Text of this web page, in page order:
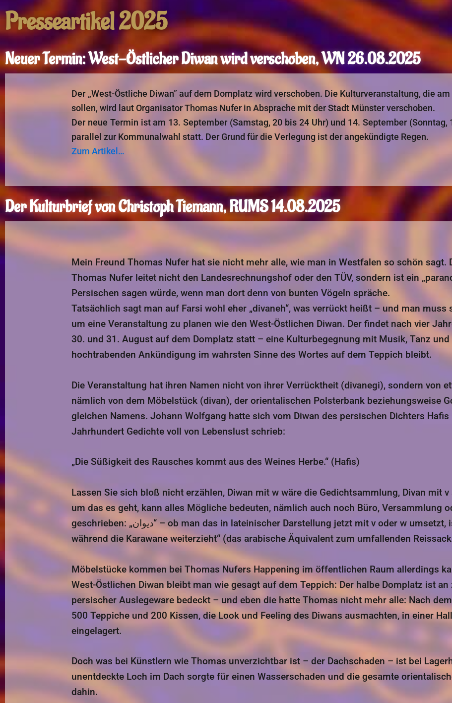
Presseartikel 2025
Neuer Termin: West-Östlicher Diwan wird verschoben, WN 26.08.2025
Der „West-Östliche Diwan” auf dem Domplatz wird verschoben. Die Kulturveranstaltung, die
sollen, wird laut Organisator Thomas Nufer in Absprache mit der Stadt Münster verschoben.
Der neue Termin ist am 13. September (Samstag, 20 bis 24 Uhr) und 14. September
parallel zur Kommunalwahl statt. Der Grund für die Verlegung ist der angekündigte Regen.
Zum Artikel…
Der Kulturbrief von Christoph Tiemann, RUMS 14.08.2025
Mein Freund Thomas Nufer hat sie nicht mehr alle, wie man in Westfalen so schön sagt.
Thomas Nufer leitet nicht den Landesrechnungshof oder den TÜV, sondern ist ein
Persischen sagen würde, wenn man dort denn von bunten Vögeln spräche.
Tatsächlich sagt man auf Farsi wohl eher „divaneh“, was verrückt heißt – und man
um eine Veranstaltung zu planen wie den West-Östlichen Diwan. Der findet nach vier
30. und 31. August auf dem Domplatz statt – eine Kulturbegegnung mit Musik, Tanz
hochtrabenden Ankündigung im wahrsten Sinne des Wortes auf dem Teppich bleibt.
Die Veranstaltung hat ihren Namen nicht von ihrer Verrücktheit (divanegi), sondern von
nämlich von dem Möbelstück (divan), der orientalischen Polsterbank beziehungsweise
gleichen Namens. Johann Wolfgang hatte sich vom Diwan des persischen Dichters
Jahrhundert Gedichte voll von Lebenslust schrieb:
„Die Süßigkeit des Rausches kommt aus des Weines Herbe.“ (Hafis)
Lassen Sie sich bloß nicht erzählen, Diwan mit w wäre die Gedichtsammlung, Divan mit
um das es geht, kann alles Mögliche bedeuten, nämlich auch noch Büro, Versammlung
geschrieben: „دیوان“ – ob man das in lateinischer Darstellung jetzt mit v oder w umsetzt, ist „wie ein Hund, der bellt,
während die Karawane weiterzieht“ (das arabische Äquivalent zum umfallenden
Möbelstücke kommen bei Thomas Nufers Happening im öffentlichen Raum allerdings
West-Östlichen Diwan bleibt man wie gesagt auf dem Teppich: Der halbe Domplatz ist
persischer Auslegeware bedeckt – und eben die hatte Thomas nicht mehr alle: Nach
500 Teppiche und 200 Kissen, die Look und Feeling des Diwans ausmachten, in einer
eingelagert.
Doch was bei Künstlern wie Thomas unverzichtbar ist – der Dachschaden – ist bei
unentdeckte Loch im Dach sorgte für einen Wasserschaden und die gesamte
dahin.